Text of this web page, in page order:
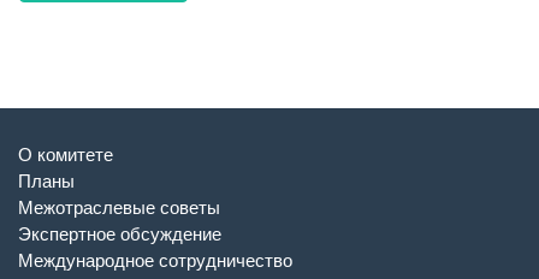
О комитете
Планы
Межотраслевые советы
Экспертное обсуждение
Международное сотрудничество